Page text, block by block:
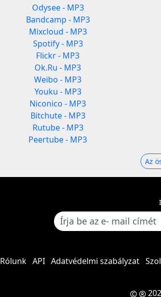
Odysee - MP3
Bandcamp - MP3
Mixcloud - MP3
Spotify - MP3
Flickr - MP3
Ok.Ru - MP3
Weibo - MP3
Youku - MP3
Niconico - MP3
Bitchute - MP3
Rutube - MP3
Peertube - MP3
Az
Rólunk API Adatvédelmi szabályzat